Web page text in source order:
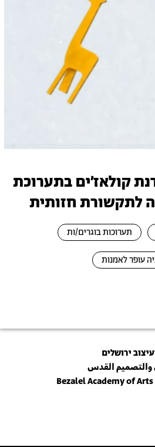
קולאז׳ים בתערוכת
לתקשורת חזותית
תערוכות בוגרים/ות
עופר לאמנות
ירושלים
والتصميم القدس
Bezalel Academy of